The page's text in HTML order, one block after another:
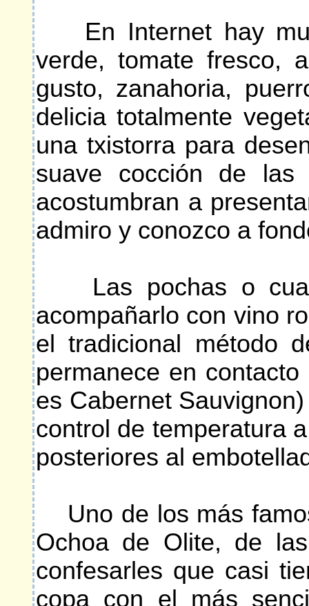
En Internet hay
verde, tomate fresco,
gusto, zanahoria,
delicia totalmente
una txistorra para
suave cocción de las
acostumbran a
admiro y conozco a
Las pochas o
acompañarlo con vino
el tradicional método
permanece en
es Cabernet
control de temperatura
posteriores al
Uno de los más
Ochoa de Olite, de
confesarles que casi
copa con el más